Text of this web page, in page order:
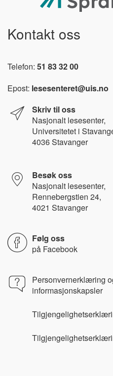
Kontakt oss
Telefon: 51 83 32 00
Epost: lesesenteret@uis.no
Skriv til oss
Nasjonalt lesesenter,
Universitetet i
4036 Stavanger
Besøk oss
Nasjonalt lesesenter,
Rennebergstien 24,
4021 Stavanger
Følg oss
på Facebook
Personvernerklæring
informasjonskapsler